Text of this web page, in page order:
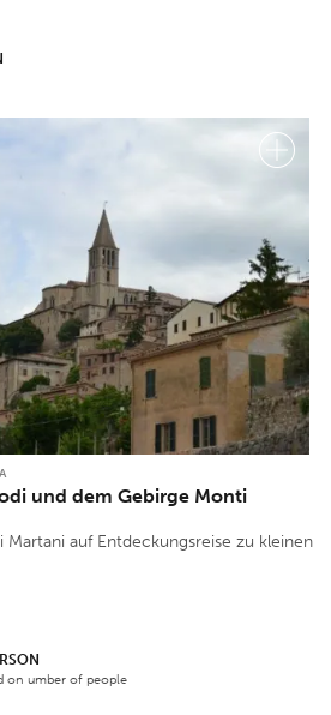
und dem Gebirge Monti
auf Entdeckungsreise zu kleinen
on umber of people